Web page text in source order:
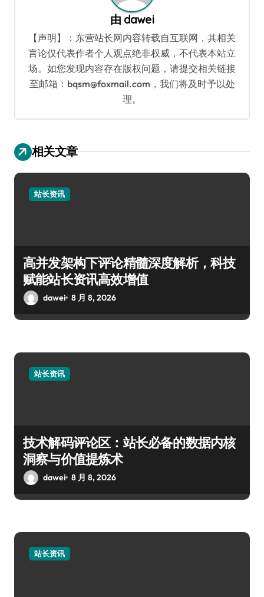
由 dawei
【声明】：东营站长网内容转载自互联网，其相关
言论仅代表作者个人观点绝非权威，不代表本站立
场。如您发现内容存在版权问题，请提交相关链接
至邮箱：bqsm@foxmail.com，我们将及时予以处
理。
相关文章
站长资讯
高并发架构下评论精髓深度解析，科技
赋能站长资讯高效增值
dawei 8 月 8, 2026
站长资讯
技术解码评论区：站长必备的数据内核
洞察与价值提炼术
dawei 8 月 8, 2026
站长资讯